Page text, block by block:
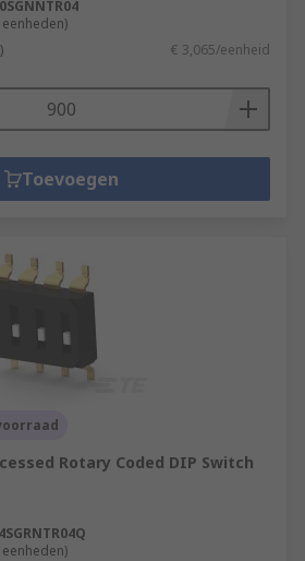
€ 3,065/eenheid
Toevoegen
Rotary Coded DIP Switch